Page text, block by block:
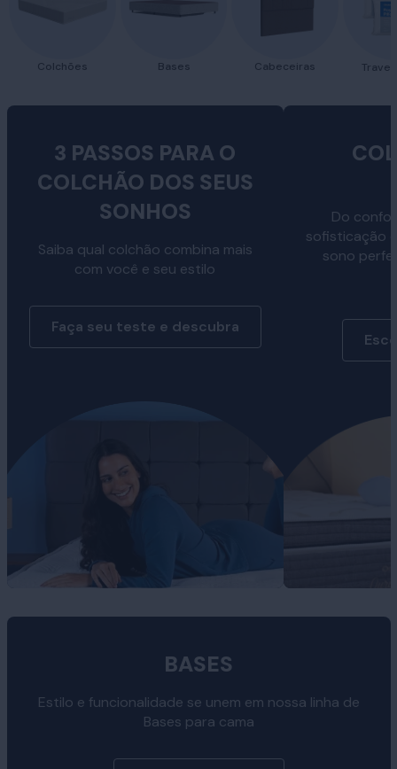
Colchões Bases Cabeceiras
3 PASSOS PARA O
COLCHÃO DOS SEUS
SONHOS
Saiba qual colchão combina mais
com você e seu estilo
Faça seu teste e descubra
Do
sofisticação
sono
BASES
Estilo e funcionalidade se unem em nossa linha de
Bases para cama